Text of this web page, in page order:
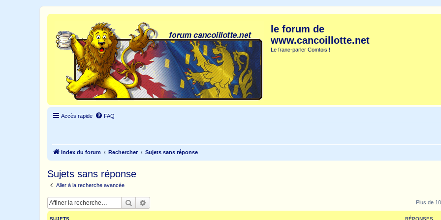
le forum de
www.cancoillotte.net
Le franc-parler Comtois !
Accès rapide FAQ
Index du forum Rechercher Sujets sans réponse
Sujets sans réponse
Aller à la recherche avancée
Rechercher Plus de
SUJETS RÉPONSES